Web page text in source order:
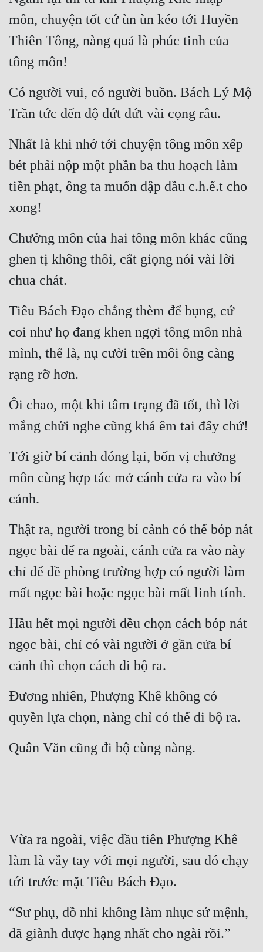
Đô Thị
Đông Phương Huyền Huyễn
Ngự Thú
Truyện Nam
Truyện Nữ
Vô Địch Lưu
Xây Dựng Thế Lực
Đam Mỹ
Đẹp
Đẹp Hiệp
Tính Cách Nhân Vật :
Vô Sỉ
Điềm Đạm
môn, chuyện tốt cứ ùn ùn kéo tới Huyền
Thiên Tông, nàng quả là phúc tinh của
tông môn!
Có người vui, có người buồn. Bách Lý Mộ
Trần tức đến độ dứt đứt vài cọng râu.
Nhất là khi nhớ tới chuyện tông môn xếp
bét phải nộp một phần ba thu hoạch làm
tiền phạt, ông ta muốn đập đầu c.h.ế.t cho
xong!
Chưởng môn của hai tông môn khác cũng
ghen tị không thôi, cất giọng nói vài lời
chua chát.
Tiêu Bách Đạo chẳng thèm để bụng, cứ
coi như họ đang khen ngợi tông môn nhà
mình, thế là, nụ cười trên môi ông càng
rạng rỡ hơn.
Ôi chao, một khi tâm trạng đã tốt, thì lời
mắng chửi nghe cũng khá êm tai đấy chứ!
Tới giờ bí cảnh đóng lại, bốn vị chưởng
môn cùng hợp tác mở cánh cửa ra vào bí
cảnh.
Thật ra, người trong bí cảnh có thể bóp nát
ngọc bài để ra ngoài, cánh cửa ra vào này
chỉ để đề phòng trường hợp có người làm
mất ngọc bài hoặc ngọc bài mất linh tính.
Hầu hết mọi người đều chọn cách bóp nát
ngọc bài, chỉ có vài người ở gần cửa bí
cảnh thì chọn cách đi bộ ra.
Đương nhiên, Phượng Khê không có
quyền lựa chọn, nàng chỉ có thể đi bộ ra.
Quân Văn cũng đi bộ cùng nàng.
Vừa ra ngoài, việc đầu tiên Phượng Khê
làm là vẫy tay với mọi người, sau đó chạy
tới trước mặt Tiêu Bách Đạo.
“Sư phụ, đồ nhi không làm nhục sứ mệnh,
đã giành được hạng nhất cho ngài rồi.”